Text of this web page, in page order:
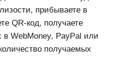
прибываете в
QR-код, получаете
в WebMoney, PayPal или
получаемых